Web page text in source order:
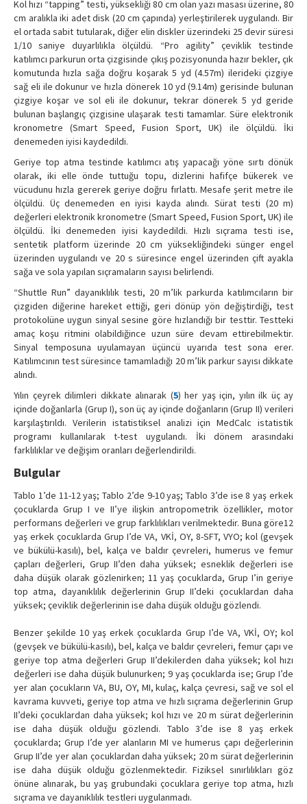
Kol hızı “tapping” testi, yüksekliği 80 cm olan yazı masası üzerine, 80
cm aralıkla iki adet disk (20 cm çapında) yerleştirilerek uygulandı. Bir
el ortada sabit tutularak, diğer elin diskler üzerindeki 25 devir süresi
1/10 saniye duyarlılıkla ölçüldü. “Pro agility” çeviklik testinde
katılımcı parkurun orta çizgisinde çıkış pozisyonunda hazır bekler, çık
komutunda hızla sağa doğru koşarak 5 yd (4.57m) ilerideki çizgiye
sağ eli ile dokunur ve hızla dönerek 10 yd (9.14m) gerisinde bulunan
çizgiye koşar ve sol eli ile dokunur, tekrar dönerek 5 yd geride
bulunan başlangıç çizgisine ulaşarak testi tamamlar. Süre elektronik
kronometre (Smart Speed, Fusion Sport, UK) ile ölçüldü. İki
denemeden iyisi kaydedildi.
Geriye top atma testinde katılımcı atış yapacağı yöne sırtı dönük
olarak, iki elle önde tuttuğu topu, dizlerini hafifçe bükerek ve
vücudunu hızla gererek geriye doğru fırlattı. Mesafe şerit metre ile
ölçüldü. Üç denemeden en iyisi kayda alındı. Sürat testi (20 m)
değerleri elektronik kronometre (Smart Speed, Fusion Sport, UK) ile
ölçüldü. İki denemeden iyisi kaydedildi. Hızlı sıçrama testi ise,
sentetik platform üzerinde 20 cm yüksekliğindeki sünger engel
üzerinden uygulandı ve 20 s süresince engel üzerinden çift ayakla
sağa ve sola yapılan sıçramaların sayısı belirlendi.
“Shuttle Run” dayanıklılık testi, 20 m’lik parkurda katılımcıların bir
çizgiden diğerine hareket ettiği, geri dönüp yön değiştirdiği, test
protokolüne uygun sinyal sesine göre hızlandığı bir testtir. Testteki
amaç koşu ritmini olabildiğince uzun süre devam ettirebilmektir.
Sinyal temposuna uyulamayan üçüncü uyarıda test sona erer.
Katılımcının test süresince tamamladığı 20 m’lik parkur sayısı dikkate
alındı.
Yılın çeyrek dilimleri dikkate alınarak (5) her yaş için, yılın ilk üç ay
içinde doğanlarla (Grup I), son üç ay içinde doğanların (Grup II) verileri
karşılaştırıldı. Verilerin istatistiksel analizi için MedCalc istatistik
programı kullanılarak t-test uygulandı. İki dönem arasındaki
farklılıklar ve değişim oranları değerlendirildi.
Bulgular
Tablo 1’de 11-12 yaş; Tablo 2’de 9-10 yaş; Tablo 3’de ise 8 yaş erkek
çocuklarda Grup I ve II’ye ilişkin antropometrik özellikler, motor
performans değerleri ve grup farklılıkları verilmektedir. Buna göre12
yaş erkek çocuklarda Grup I’de VA, VKİ, OY, 8-SFT, VYO; kol (gevşek
ve bükülü-kasılı), bel, kalça ve baldır çevreleri, humerus ve femur
çapları değerleri, Grup II’den daha yüksek; esneklik değerleri ise
daha düşük olarak gözlenirken; 11 yaş çocuklarda, Grup I’in geriye
top atma, dayanıklılık değerlerinin Grup II’deki çocuklardan daha
yüksek; çeviklik değerlerinin ise daha düşük olduğu gözlendi.
Benzer şekilde 10 yaş erkek çocuklarda Grup I’de VA, VKİ, OY; kol
(gevşek ve bükülü-kasılı), bel, kalça ve baldır çevreleri, femur çapı ve
geriye top atma değerleri Grup II’dekilerden daha yüksek; kol hızı
değerleri ise daha düşük bulunurken; 9 yaş çocuklarda ise; Grup I’de
yer alan çocukların VA, BU, OY, MI, kulaç, kalça çevresi, sağ ve sol el
kavrama kuvveti, geriye top atma ve hızlı sıçrama değerlerinin Grup
II’deki çocuklardan daha yüksek; kol hızı ve 20 m sürat değerlerinin
ise daha düşük olduğu gözlendi. Tablo 3’de ise 8 yaş erkek
çocuklarda; Grup I’de yer alanların MI ve humerus çapı değerlerinin
Grup II’de yer alan çocuklardan daha yüksek; 20 m sürat değerlerinin
ise daha düşük olduğu gözlenmektedir. Fiziksel sınırlılıkları göz
önüne alınarak, bu yaş grubundaki çocuklara geriye top atma, hızlı
sıçrama ve dayanıklılık testleri uygulanmadı.